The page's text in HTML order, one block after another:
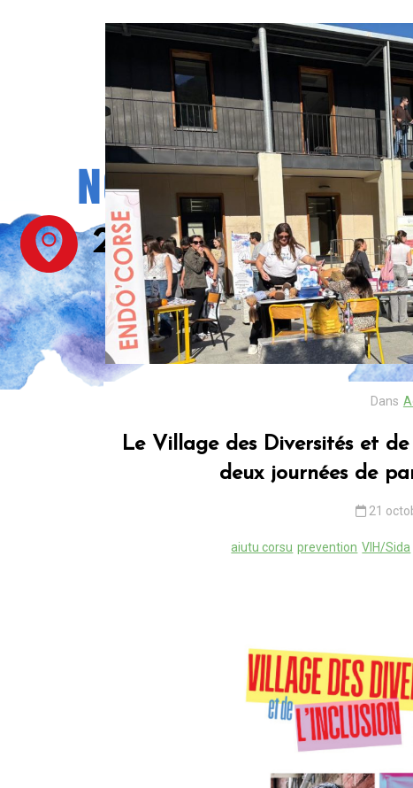
Dans
Le Village des Diversités et de
deux journées de
21
aiutu corsu prevention VIH/Sida